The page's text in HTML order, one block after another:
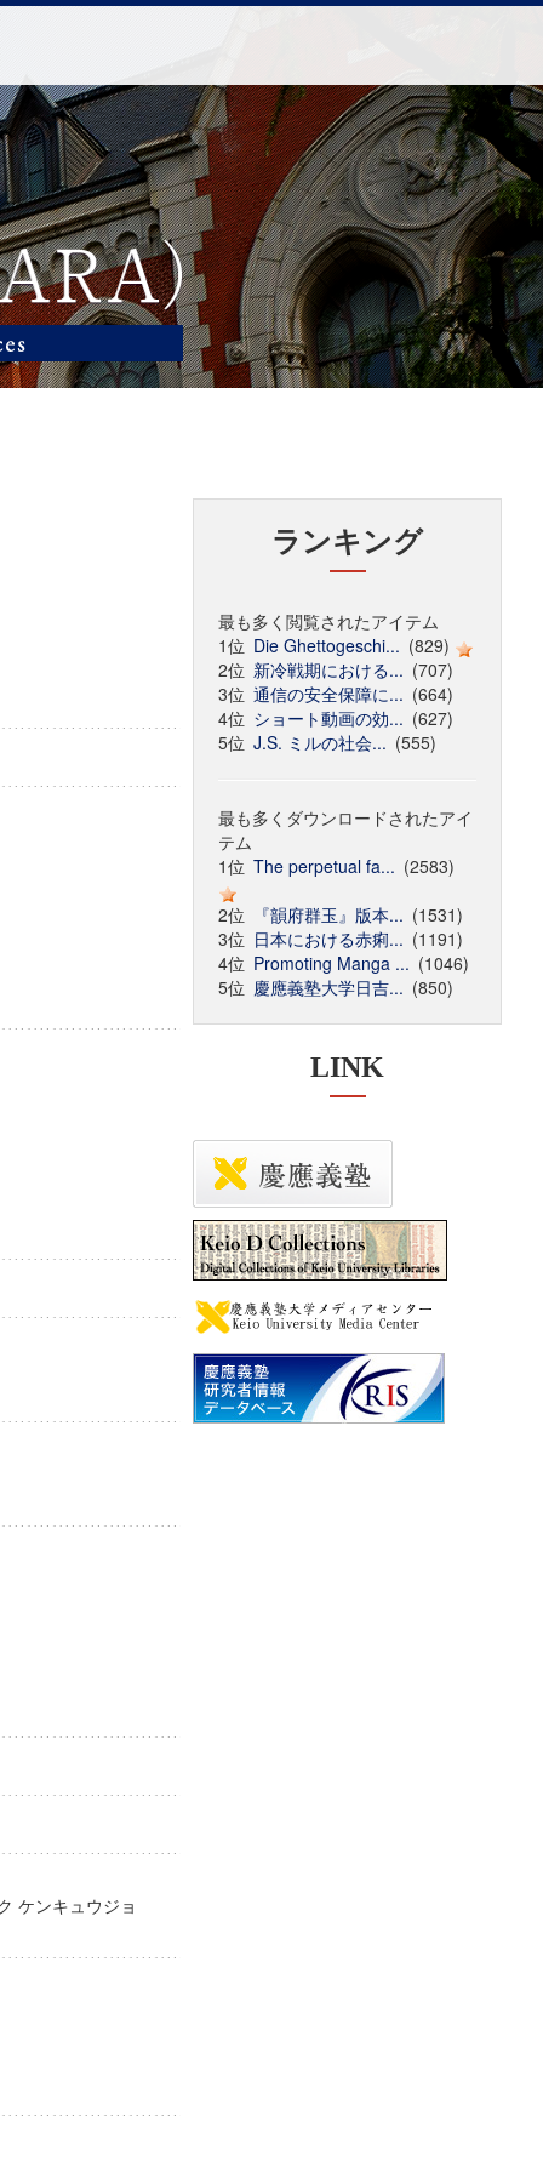
ケンキュウジョ
ランキング
最も多く閲覧されたアイテム
1位 Die Ghettogeschi... (829)
2位 新冷戦期における... (707)
3位 通信の安全保障に... (664)
4位 ショート動画の効... (627)
5位 J.S. ミルの社会... (555)
最も多くダウンロードされたアイ
テム
1位 The perpetual fa... (2583)
2位
『韻府群玉』版本... (1531)
3位 日本における赤痢... (1191)
4位 Promoting Manga ... (1046)
5位 慶應義塾大学日吉... (850)
LINK